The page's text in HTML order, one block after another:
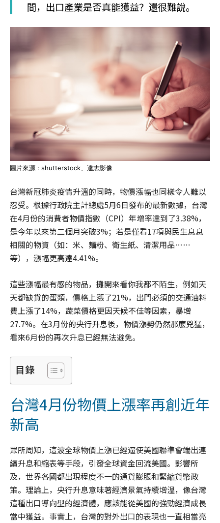
間，出口產業是否真能獲益？還很難說。
圖片來源 : shutterstock、達志影像
台灣新冠肺炎疫情升溫的同時，物價漲幅也同樣令人難以
忍受。根據行政院主計總處5月6日發布的最新數據，台灣
在4月份的消費者物價指數（CPI）年增率達到了3.38%，
是今年以來第二個月突破3%；若是僅看17項與民生息息
相關的物資（如：米、麵粉、衛生紙、清潔用品……
等），漲幅更高達4.41%。
這些漲幅最有感的物品，攤開來看你我都不陌生，例如天
天都缺貨的蛋類，價格上漲了21%，出門必須的交通油料
費上漲了14%，蔬菜價格更因天候不佳等因素，暴增
27.7%。在3月份的央行升息後，物價漲勢仍然那麼兇猛，
看來6月份的再次升息已經無法避免。
目錄
台灣4月份物價上漲率再創近年
新高
眾所周知，這波全球物價上漲已經逼使美國聯準會端出連
續升息和縮表等手段，引發全球資金回流美國。影響所
及，世界各國都出現程度不一的通貨膨脹和緊縮貨幣政
策。理論上，央行升息意味著經濟景氣持續增溫，像台灣
這種出口導向型的經濟體，應該能從美國的強勁經濟成長
當中獲益。事實上，台灣的對外出口的表現也一直相當亮